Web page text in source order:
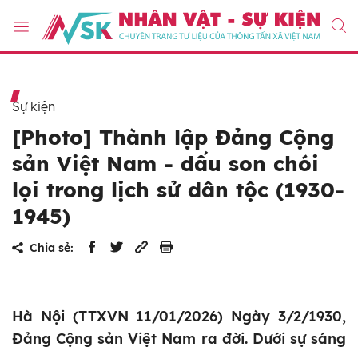
Sự kiện
[Photo] Thành lập Đảng Cộng
sản Việt Nam - dấu son chói
lọi trong lịch sử dân tộc (1930-
1945)
Chia sẻ:
Hà Nội (TTXVN 11/01/2026) Ngày 3/2/1930,
Đảng Cộng sản Việt Nam ra đời. Dưới sự sáng